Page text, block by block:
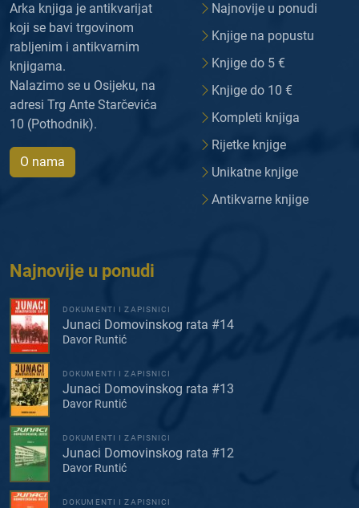
Arka knjiga je antikvarijat
koji se bavi trgovinom
rabljenim i antikvarnim
knjigama.
Nalazimo se u Osijeku, na
adresi Trg Ante Starčevića
10 (Pothodnik).
O nama
Najnovije u ponudi
Knjige na popustu
Knjige do 5 €
Knjige do 10 €
Kompleti knjiga
Rijetke knjige
Unikatne knjige
Antikvarne knjige
Najnovije u ponudi
DOKUMENTI I ZAPISNICI
Junaci Domovinskog rata #14
Davor Runtić
DOKUMENTI I ZAPISNICI
Junaci Domovinskog rata #13
Davor Runtić
DOKUMENTI I ZAPISNICI
Junaci Domovinskog rata #12
Davor Runtić
DOKUMENTI I ZAPISNICI